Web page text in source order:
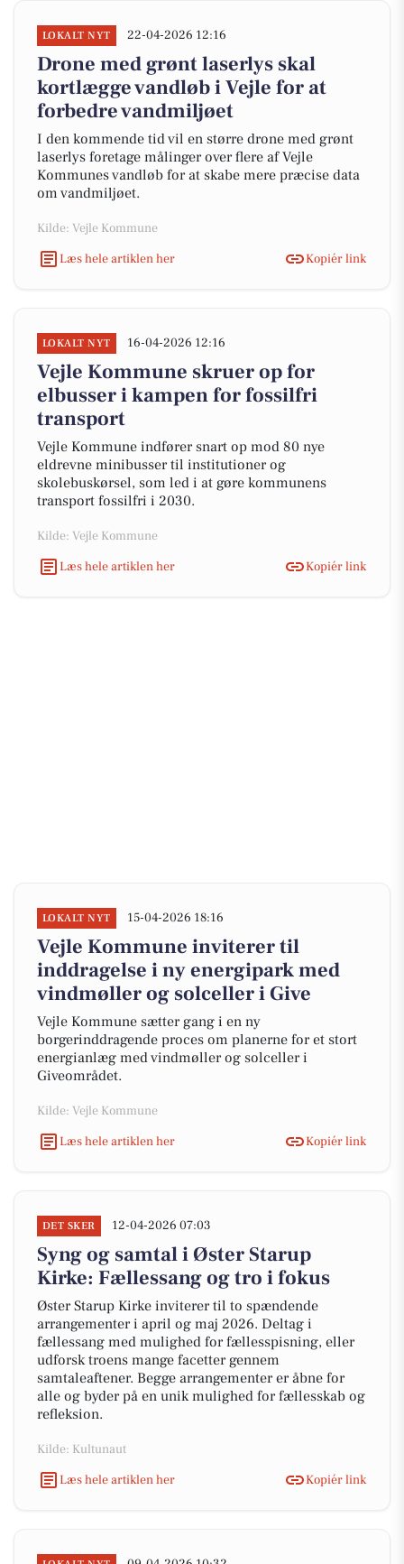
LOKALT NYT 22-04-2026 12:16
Drone med grønt laserlys skal
kortlægge vandløb i Vejle for at
forbedre vandmiljøet
I den kommende tid vil en større drone med grønt
laserlys foretage målinger over flere af Vejle
Kommunes vandløb for at skabe mere præcise data
om vandmiljøet.
Kilde: Vejle Kommune
Læs hele artiklen her
Kopiér link
LOKALT NYT 16-04-2026 12:16
Vejle Kommune skruer op for
elbusser i kampen for fossilfri
transport
Vejle Kommune indfører snart op mod 80 nye
eldrevne minibusser til institutioner og
skolebuskørsel, som led i at gøre kommunens
transport fossilfri i 2030.
Kilde: Vejle Kommune
Læs hele artiklen her
Kopiér link
LOKALT NYT 15-04-2026 18:16
Vejle Kommune inviterer til
inddragelse i ny energipark med
vindmøller og solceller i Give
Vejle Kommune sætter gang i en ny
borgerinddragende proces om planerne for et stort
energianlæg med vindmøller og solceller i
Giveområdet.
Kilde: Vejle Kommune
Læs hele artiklen her
Kopiér link
DET SKER 12-04-2026 07:03
Syng og samtal i Øster Starup
Kirke: Fællessang og tro i fokus
Øster Starup Kirke inviterer til to spændende
arrangementer i april og maj 2026. Deltag i
fællessang med mulighed for fællesspisning, eller
udforsk troens mange facetter gennem
samtaleaftener. Begge arrangementer er åbne for
alle og byder på en unik mulighed for fællesskab og
refleksion.
Kilde: Kultunaut
Læs hele artiklen her
Kopiér link